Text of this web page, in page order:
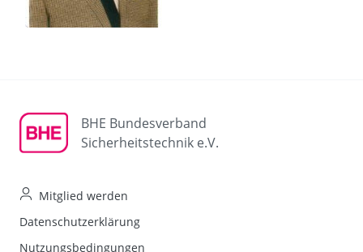
BHE Bundesverband
Sicherheitstechnik e.V.
Mitglied werden
Datenschutzerklärung
Nutzungsbedingungen